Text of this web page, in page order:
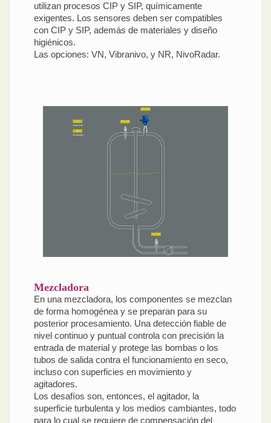
utilizan procesos CIP y SIP, químicamente
exigentes. Los sensores deben ser compatibles
con CIP y SIP, además de materiales y diseño
higiénicos.
Las opciones: VN, Vibranivo, y NR, NivoRadar.
Mezcladora
En una mezcladora, los componentes se mezclan
de forma homogénea y se preparan para su
posterior procesamiento. Una detección fiable de
nivel continuo y puntual controla con precisión la
entrada de material y protege las bombas o los
tubos de salida contra el funcionamiento en seco,
incluso con superficies en movimiento y
agitadores.
Los desafíos son, entonces, el agitador, la
superficie turbulenta y los medios cambiantes, todo
para lo cual se requiere de compensación del